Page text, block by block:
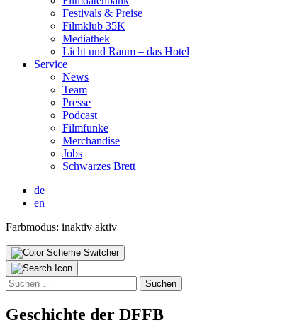
Fes­ti­vals & Prei­se
Film­klub 35K
Media­thek
Licht und Raum – das Hotel
Ser­vice
News
Team
Pres­se
Pod­cast
Film­fun­ke
Mer­chan­di­se
Jobs
Schwar­zes Brett
de
en
Farbmodus: inaktiv aktiv
Suchen
nach:
Geschich­te der DFFB